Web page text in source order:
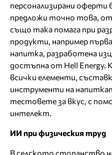
персонализирани
предложи точно това,
също така помага при
продукти, например
напитка, разработена
достъпна от Hell Energy.
всички елементи,
инструменти на
тестовете за вкус, с
интелект.
ИИ при физическия труд
В селското стопанство